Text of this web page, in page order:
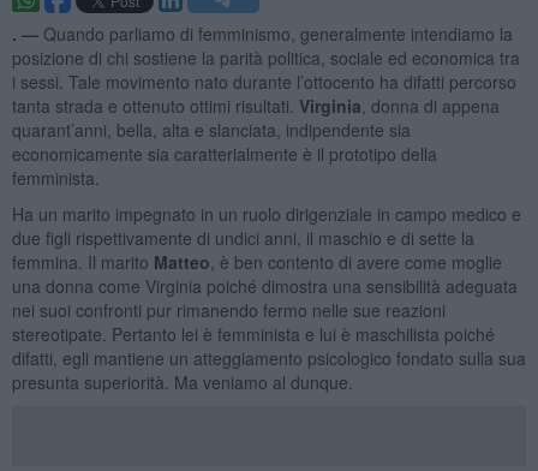
. — Quando parliamo di femminismo, generalmente intendiamo la
posizione di chi sostiene la parità politica, sociale ed economica tra
i sessi. Tale movimento nato durante l’ottocento ha difatti percorso
tanta strada e ottenuto ottimi risultati. Virginia , donna di appena
quarant’anni, bella, alta e slanciata, indipendente sia
economicamente sia caratterialmente è il prototipo della
femminista.
Ha un marito impegnato in un ruolo dirigenziale in campo medico e
due figli rispettivamente di undici anni, il maschio e di sette la
femmina. Il marito Matteo , è ben contento di avere come moglie
una donna come Virginia poiché dimostra una sensibilità adeguata
nei suoi confronti pur rimanendo fermo nelle sue reazioni
stereotipate. Pertanto lei è femminista e lui è maschilista poiché
difatti, egli mantiene un atteggiamento psicologico fondato sulla sua
presunta superiorità. Ma veniamo al dunque.